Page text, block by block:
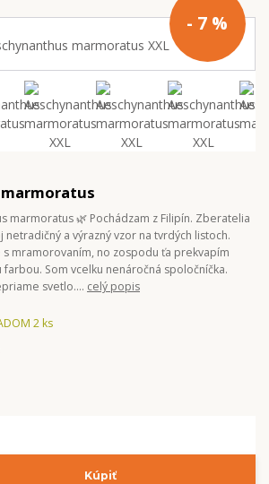
- 7 %
marmoratus 🌿 Pochádzam z Filipín. Zberatelia
netradičný a výrazný vzor na tvrdých listoch.
s mramorovaním, no zospodu ťa prekvapím
Som vcelku nenáročná spoločníčka.
svetlo.... celý popis
2 ks
Kúpiť